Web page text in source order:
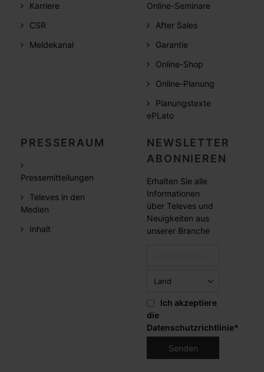
Karriere
CSR
Meldekanal
Online-Seminare
After Sales
Garantie
Online-Shop
Online-Planung
Planungstexte
ePLato
PRESSERAUM
Pressemitteilungen
Televes in den
Medien
Inhalt
NEWSLETTER
ABONNIEREN
Erhalten Sie alle
Informationen
über Televes und
Neuigkeiten aus
unserer Branche
Ich akzeptiere
die
Datenschutzrichtlinie*